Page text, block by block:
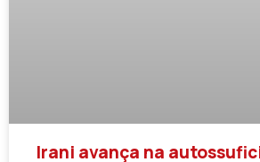
Irani avança na